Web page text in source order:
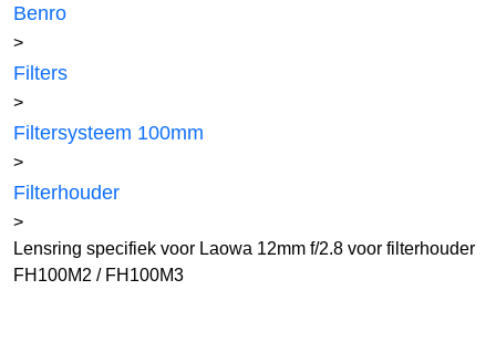
Benro
>
Filters
>
Filtersysteem 100mm
>
Filterhouder
>
Lensring specifiek voor Laowa 12mm f/2.8 voor filterhouder
FH100M2 / FH100M3